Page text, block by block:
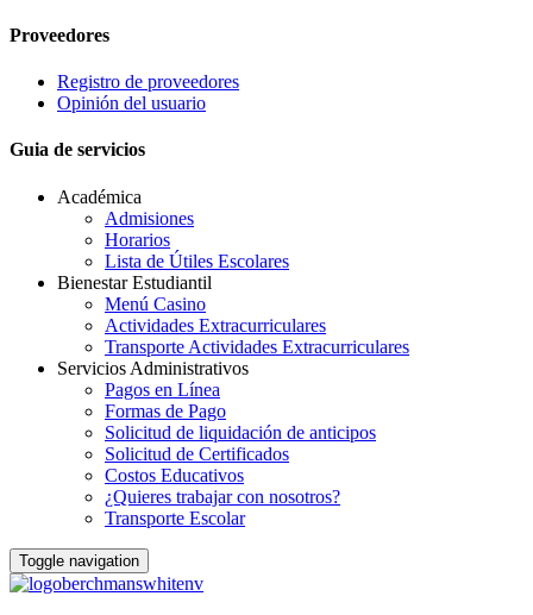
Proveedores
Registro de proveedores
Opinión del usuario
Guia de servicios
Académica
Admisiones
Horarios
Lista de Útiles Escolares
Bienestar Estudiantil
Menú Casino
Actividades Extracurriculares
Transporte Actividades Extracurriculares
Servicios Administrativos
Pagos en Línea
Formas de Pago
Solicitud de liquidación de anticipos
Solicitud de Certificados
Costos Educativos
¿Quieres trabajar con nosotros?
Transporte Escolar
Toggle navigation